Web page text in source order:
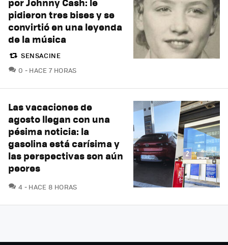
pidieron tres bises y se
convirtió en una leyenda
de la música
SENSACINE
0 COMENTARIOS
HACE 7 HORAS
Las vacaciones de
agosto llegan con una
pésima noticia: la
gasolina está carísima y
las perspectivas son aún
peores
4 COMENTARIOS
HACE 8 HORAS